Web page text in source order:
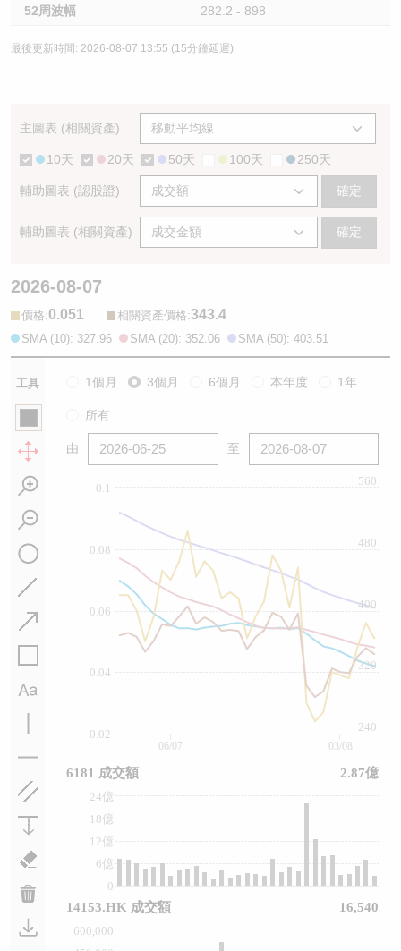
52周波幅 282.2 - 898
最後更新時間: 2026-08-07 13:55 (15分鐘延遲)
主圖表 (相關資產)
10天 20天 50天 100天 250天
輔助圖表 (認股證) 確定
輔助圖表 (相關資產) 確定
2026-08-07
價格:0.051 相關資產價格:343.4
SMA (10): 327.96 SMA (20): 352.06 SMA (50): 403.51
工具 1個月 3個月 6個月 本年度 1年
所有
由 至
0.02
0.04
0.06
0.08
0.1
240
320
400
480
560
0
6億
12億
18億
24億
600,000
06/07 03/08
6181 成交額 2.87億
14153.HK 成交額 16,540